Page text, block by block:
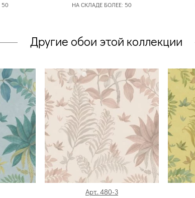
50 НА СКЛАДЕ БОЛЕЕ: 50
Другие обои этой коллекции
Арт. 480-3